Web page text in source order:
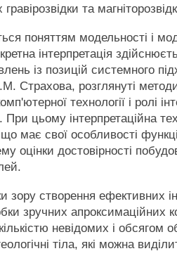
та
поняттям модельності і
інтерпретація
із позицій системного
Страхова, розглянуті
технології і ролі
При цьому інтерпретаційна
має свої особливості
оцінки достовірності
зору створення ефективних
зручних апроксимаційних
невідомих і обсягом
тіла, які можна